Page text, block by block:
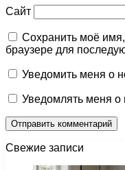
Сайт
Сохранить моё
браузере для
Уведомить меня о
Уведомлять меня о
Свежие записи